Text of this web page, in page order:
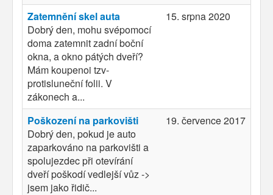
Zatemnění skel auta
Dobrý den, mohu svépomocí
doma zatemnit zadní boční
okna, a okno pátých dveří?
Mám koupenoi tzv-
protisluneční folii. V
zákonech a...
15. srpna 2020
Poškození na parkovišti
Dobrý den, pokud je auto
zaparkováno na parkovišti a
spolujezdec při otevírání
dveří poškodí vedlejší vůz ->
jsem jako řidič...
19. července 2017